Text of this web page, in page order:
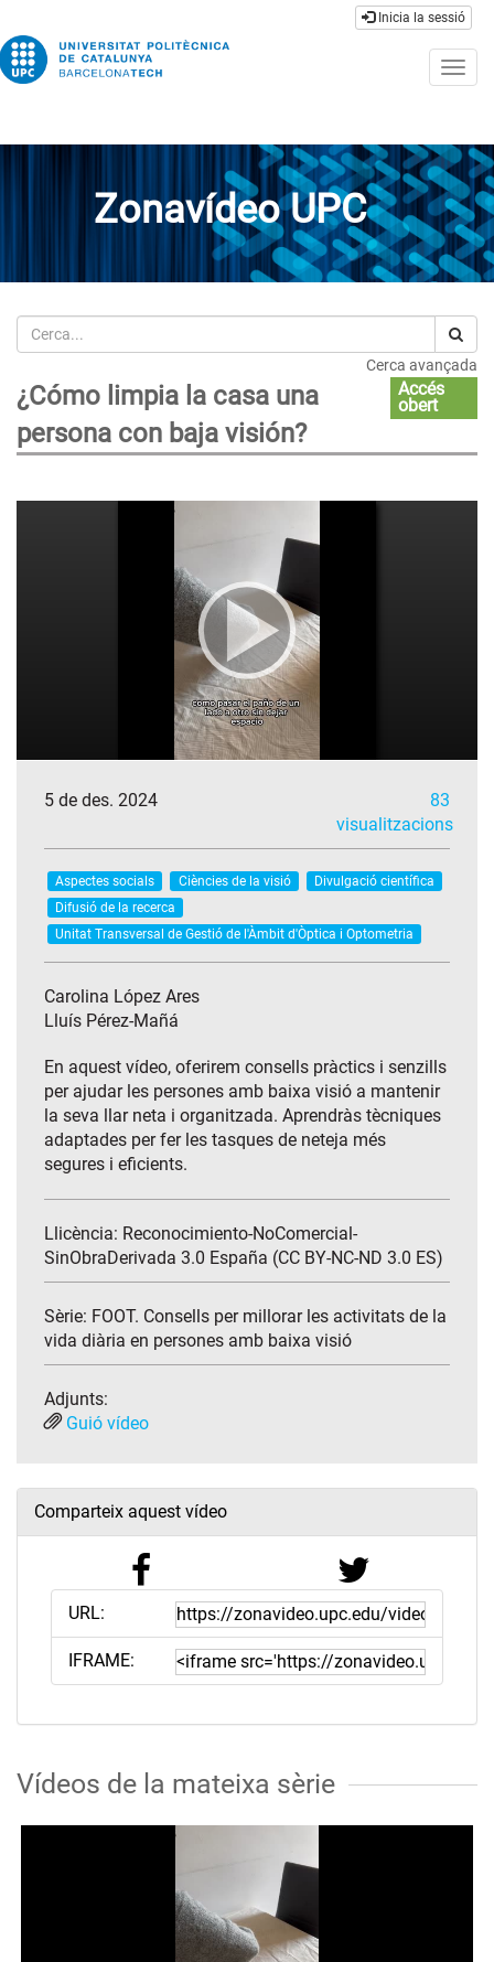
Inicia la sessió
Zonavídeo UPC
Cerca
Cerca avançada
¿Cómo limpia la casa una
persona con baja visión?
Accés
obert
5 de des. 2024
83
visualitzacions
Aspectes socials Ciències de la visió
Divulgació científica
Difusió de la recerca
Unitat Transversal de Gestió de l'Àmbit d'Òptica i Optometria
Carolina López Ares
Lluís Pérez-Mañá
En aquest vídeo, oferirem consells pràctics i senzills
per ajudar les persones amb baixa visió a mantenir
la seva llar neta i organitzada. Aprendràs tècniques
adaptades per fer les tasques de neteja més
segures i eficients.
Llicència: Reconocimiento-NoComercial-
SinObraDerivada 3.0 España (CC BY-NC-ND 3.0 ES)
Sèrie: FOOT. Consells per millorar les activitats de la
vida diària en persones amb baixa visió
Adjunts:
Guió vídeo
Comparteix aquest vídeo
URL:
IFRAME:
Vídeos de la mateixa sèrie